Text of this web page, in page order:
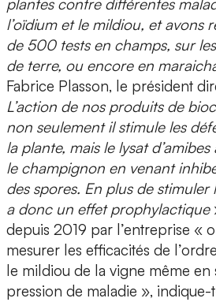
plantes contre différentes
l’oïdium et le mildiou, et avons
de 500 tests en champs, sur
de terre, ou encore en
Fabrice Plasson, le président
L’action de nos produits de
non seulement il stimule les
la plante, mais le lysat
le champignon en venant
des spores. En plus de
a donc un effet prophylactique
depuis 2019 par l’entreprise «
mesurer les efficacités de
le mildiou de la vigne même
pression de maladie », indique-